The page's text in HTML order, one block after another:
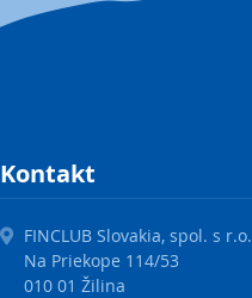
Kontakt
FINCLUB Slovakia, spol. s r.o.
Na Priekope 114/53
010 01 Žilina